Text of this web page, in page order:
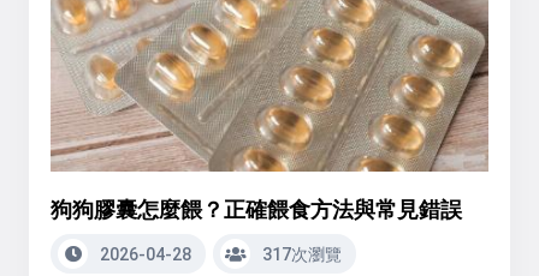
狗狗膠囊怎麼餵？正確餵食方法與常見錯誤
2026-04-28 317次瀏覽